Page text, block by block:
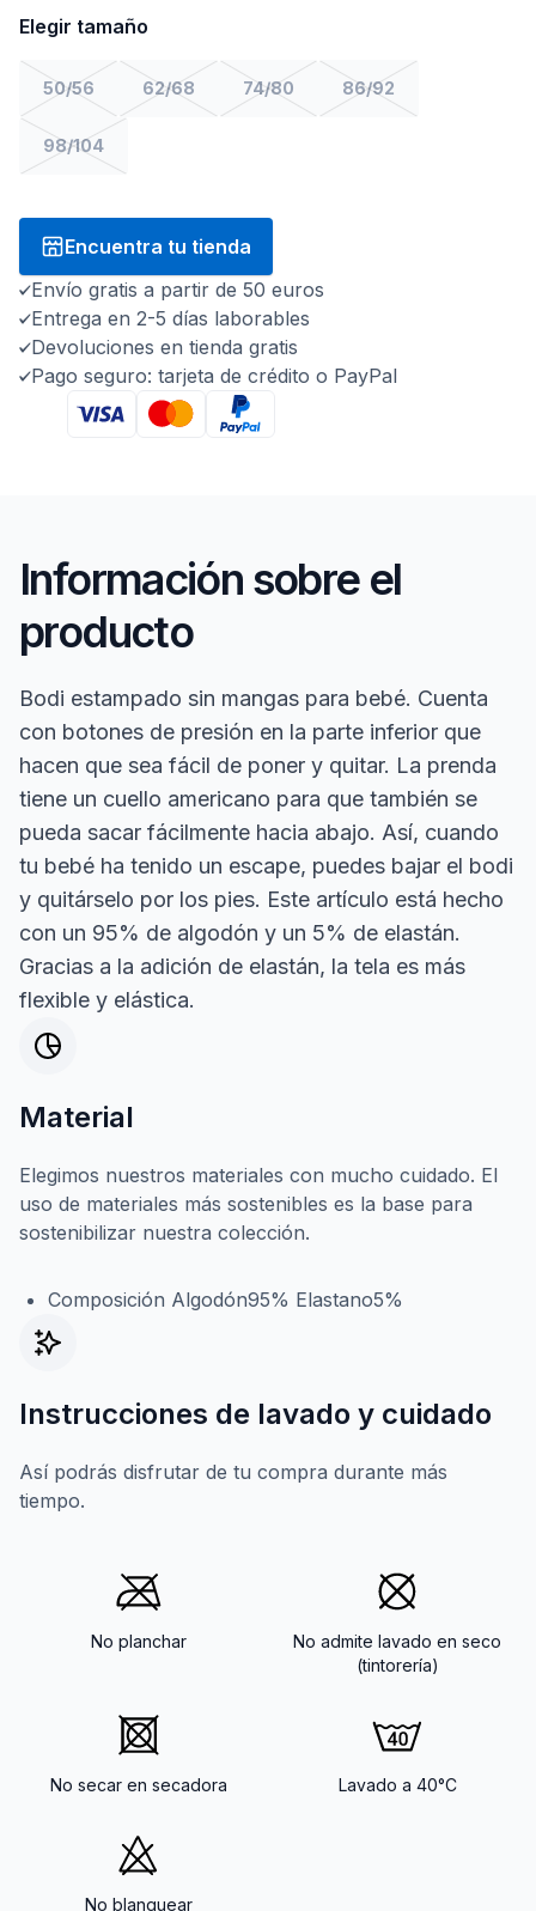
Elegir tamaño
50/56 62/68 74/80 86/92
98/104
Encuentra tu tienda
Envío gratis a partir de 50 euros
Entrega en 2-5 días laborables
Devoluciones en tienda gratis
Pago seguro: tarjeta de crédito o PayPal
Información sobre el
producto
Bodi estampado sin mangas para bebé. Cuenta
con botones de presión en la parte inferior que
hacen que sea fácil de poner y quitar. La prenda
tiene un cuello americano para que también se
pueda sacar fácilmente hacia abajo. Así, cuando
tu bebé ha tenido un escape, puedes bajar el bodi
y quitárselo por los pies. Este artículo está hecho
con un 95% de algodón y un 5% de elastán.
Gracias a la adición de elastán, la tela es más
flexible y elástica.
Material
Elegimos nuestros materiales con mucho cuidado. El
uso de materiales más sostenibles es la base para
sostenibilizar nuestra colección.
Composición Algodón95% Elastano5%
Instrucciones de lavado y cuidado
Así podrás disfrutar de tu compra durante más
tiempo.
No planchar
No admite lavado en seco
(tintorería)
No secar en secadora Lavado a 40°C
No blanquear